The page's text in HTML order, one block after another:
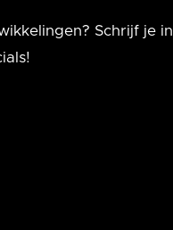
Schrijf je in